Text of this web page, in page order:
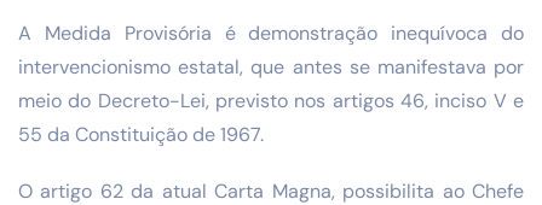
A Medida Provisória é demonstração inequívoca do
intervencionismo estatal, que antes se manifestava por
meio do Decreto-Lei, previsto nos artigos 46, inciso V e
55 da Constituição de 1967.
O artigo 62 da atual Carta Magna, possibilita ao Chefe